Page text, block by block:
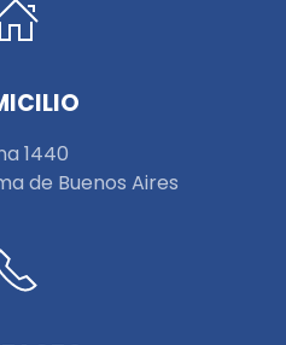
1440
de Buenos Aires